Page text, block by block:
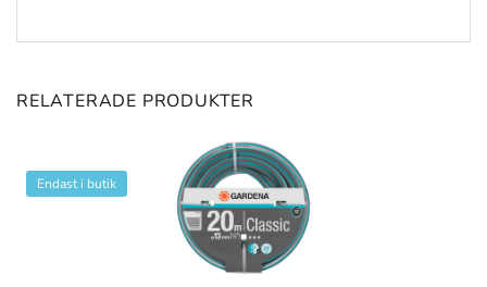
RELATERADE PRODUKTER
Endast i butik